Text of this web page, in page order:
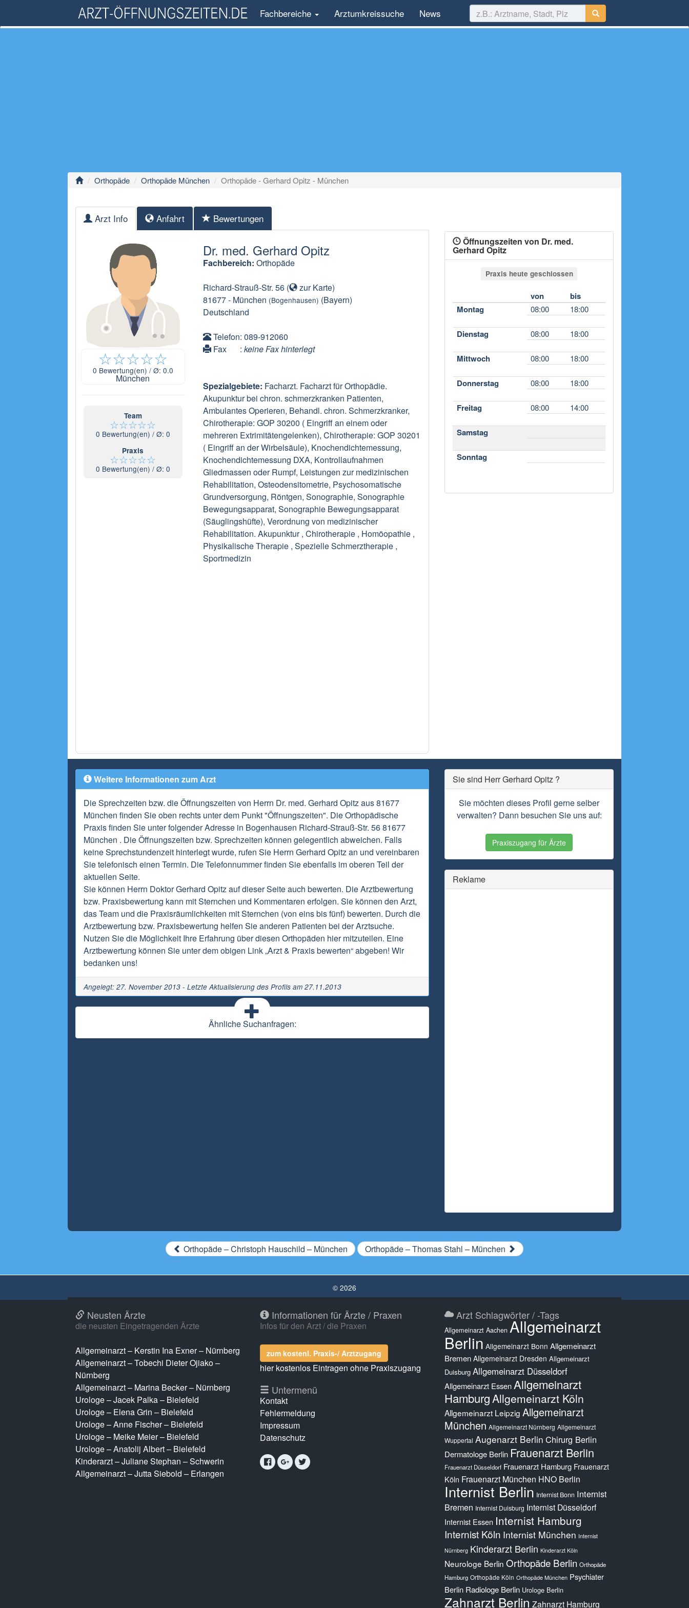
Fachbereiche Arztumkreissuche News
Orthopäde Orthopäde München Orthopäde - Gerhard Opitz - München
Arzt Info Anfahrt Bewertungen
☆☆☆☆☆
0 Bewertung(en) / Ø: 0.0
München
Team
☆☆☆☆☆
0 Bewertung(en) / Ø: 0
Praxis
☆☆☆☆☆
0 Bewertung(en) / Ø: 0
Dr. med. Gerhard Opitz
Fachbereich: Orthopäde
Richard-Strauß-Str. 56( zur Karte)
81677- München (Bogenhausen) (Bayern)
Deutschland
Telefon: 089-912060
Fax
: keine Fax hinterlegt
Spezialgebiete: Facharzt. Facharzt für Orthopädie.
Akupunktur bei chron. schmerzkranken Patienten,
Ambulantes Operieren, Behandl. chron. Schmerzkranker,
Chirotherapie: GOP 30200 ( Eingriff an einem oder
mehreren Extrimitätengelenken), Chirotherapie: GOP 30201
( Eingriff an der Wirbelsäule), Knochendichtemessung,
Knochendichtemessung DXA, Kontrollaufnahmen
Gliedmassen oder Rumpf, Leistungen zur medizinischen
Rehabilitation, Osteodensitometrie, Psychosomatische
Grundversorgung, Röntgen, Sonographie, Sonographie
Bewegungsapparat, Sonographie Bewegungsapparat
(Säuglingshüfte), Verordnung von medizinischer
Rehabilitation. Akupunktur , Chirotherapie , Homöopathie ,
Physikalische Therapie , Spezielle Schmerztherapie ,
Sportmedizin
Öffnungszeiten von Dr. med.
Gerhard Opitz
Praxis heute geschlossen
von
bis
Montag
08:00 18:00
Dienstag 08:00 18:00
Mittwoch 08:00 18:00
Donnerstag 08:00 18:00
Freitag 08:00 14:00
Samstag
Sonntag
Weitere Informationen zum Arzt
Die Sprechzeiten bzw. die Öffnungszeiten von Herrn Dr. med. Gerhard Opitz aus 81677
München finden Sie oben rechts unter dem Punkt "Öffnungszeiten". Die Orthopädische
Praxis finden Sie unter folgender Adresse in Bogenhausen Richard-Strauß-Str. 56 81677
München . Die Öffnungszeiten bzw. Sprechzeiten können gelegentlich abweichen. Falls
keine Sprechstundenzeit hinterlegt wurde, rufen Sie Herrn Gerhard Opitz an und vereinbaren
Sie telefonisch einen Termin. Die Telefonnummer finden Sie ebenfalls im oberen Teil der
aktuellen Seite.
Sie können Herrn Doktor Gerhard Opitz auf dieser Seite auch bewerten. Die Arztbewertung
bzw. Praxisbewertung kann mit Sternchen und Kommentaren erfolgen. Sie können den Arzt,
das Team und die Praxisräumlichkeiten mit Sternchen (von eins bis fünf) bewerten. Durch die
Arztbewertung bzw. Praxisbewertung helfen Sie anderen Patienten bei der Arztsuche.
Nutzen Sie die Möglichkeit Ihre Erfahrung über diesen Orthopäden hier mitzuteilen. Eine
Arztbewertung können Sie unter dem obigen Link „Arzt & Praxis bewerten“ abgeben! Wir
bedanken uns!
Angelegt: 27. November 2013 - Letzte Aktualisierung des Profils am 27.11.2013
Ähnliche Suchanfragen:
Sie sind Herr Gerhard Opitz ?
Sie möchten dieses Profil gerne selber
verwalten? Dann besuchen Sie uns auf:
Praxiszugang für Ärzte
Reklame
Orthopäde – Christoph Hauschild – München Orthopäde – Thomas Stahl – München
© 2026
Neusten Ärzte
die neusten Eingetragenden Ärzte
Allgemeinarzt – Kerstin Ina Exner – Nürnberg
Allgemeinarzt – Tobechi Dieter Ojiako –
Nürnberg
Allgemeinarzt – Marina Becker – Nürnberg
Urologe – Jacek Palka – Bielefeld
Urologe – Elena Grin – Bielefeld
Urologe – Anne Fischer – Bielefeld
Urologe – Meike Meier – Bielefeld
Urologe – Anatolij Albert – Bielefeld
Kinderarzt – Juliane Stephan – Schwerin
Allgemeinarzt – Jutta Siebold – Erlangen
Informationen für Ärzte / Praxen
Infos für den Arzt / die Praxen
zum kostenl. Praxis-/ Arztzugang
hier kostenlos Eintragen ohne Praxiszugang
Untermenü
Kontakt
Fehlermeldung
Impressum
Datenschutz
Arzt Schlagwörter / -Tags
Allgemeinarzt Aachen Allgemeinarzt
Berlin Allgemeinarzt Bonn Allgemeinarzt
Bremen Allgemeinarzt Dresden Allgemeinarzt
Duisburg Allgemeinarzt Düsseldorf
Allgemeinarzt Essen Allgemeinarzt
HamburgAllgemeinarzt Köln
Allgemeinarzt Leipzig Allgemeinarzt
München Allgemeinarzt Nürnberg Allgemeinarzt
Wuppertal Augenarzt Berlin Chirurg Berlin
Dermatologe Berlin Frauenarzt Berlin
Frauenarzt Düsseldorf Frauenarzt Hamburg Frauenarzt
Köln Frauenarzt München HNO Berlin
Internist Berlin Internist Bonn Internist
Bremen Internist Duisburg Internist Düsseldorf
Internist Essen Internist Hamburg
Internist Köln Internist München Internist
Nürnberg Kinderarzt Berlin Kinderarzt Köln
Neurologe Berlin Orthopäde Berlin Orthopäde
Hamburg Orthopäde Köln Orthopäde München Psychiater
Berlin Radiologe Berlin Urologe Berlin
Zahnarzt Berlin Zahnarzt Hamburg